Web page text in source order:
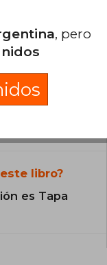
libro?
es Tapa
, pero